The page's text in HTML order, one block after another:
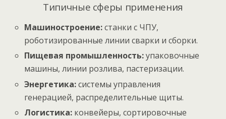
Типичные сферы применения
Машиностроение:станки с ЧПУ,
роботизированные линии сварки и сборки.
Пищевая промышленность:упаковочные
машины, линии розлива, пастеризации.
Энергетика:системы управления
генерацией, распределительные щиты.
Логистика: конвейеры, сортировочные